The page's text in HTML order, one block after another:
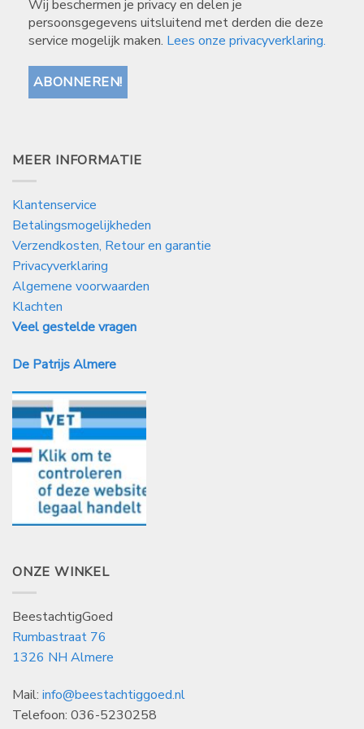
Wij beschermen je privacy en delen je
persoonsgegevens uitsluitend met derden die deze
service mogelijk maken. Lees onze privacyverklaring.
MEER INFORMATIE
Klantenservice
Betalingsmogelijkheden
Verzendkosten, Retour en garantie
Privacyverklaring
Algemene voorwaarden
Klachten
Veel gestelde vragen
De Patrijs Almere
ONZE WINKEL
BeestachtigGoed
Rumbastraat 76
1326 NH Almere
Mail: info@beestachtiggoed.nl
Telefoon: 036-5230258